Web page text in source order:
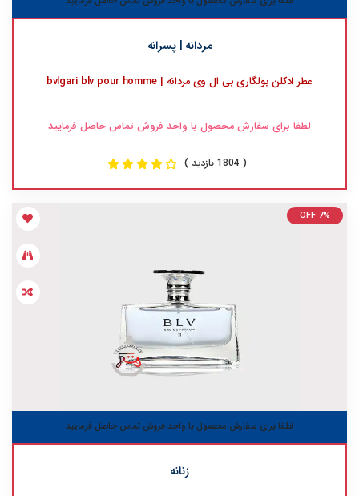
مردانه | پسرانه
عطر ادکلن بولگاری بی ال وی مردانه | bvlgari blv pour homme
لطفا برای سفارش محصول با واحد فروش تماس حاصل فرمایید
( 1804 بازدید )
OFF 7%
لطفا برای سفارش محصول با واحد فروش تماس حاصل فرمایید
زنانه